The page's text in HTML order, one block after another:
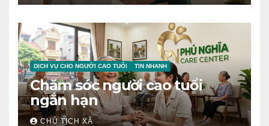
DỊCH VỤ CHO NGƯỜI CAO TUỔI TIN NHANH
Chăm sóc người cao tuổi
ngắn hạn
CHỦ TỊCH XÃ